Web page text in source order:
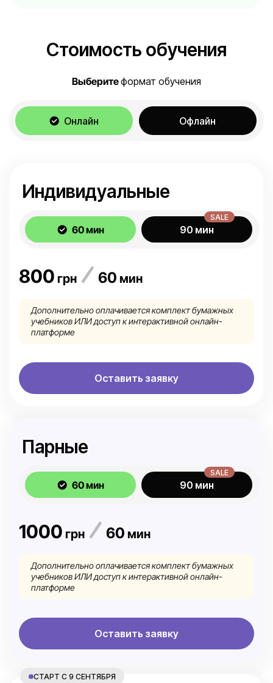
Стоимость обучения
Выберитеформат обучения
Онлайн Офлайн
Индивидуальные
60 мин 90 мин
SALE
800 грн 60 мин
Дополнительно оплачивается комплект бумажных
учебников ИЛИ доступ к интерактивной онлайн-
платформе
Оставить заявку
Парные
60 мин 90 мин
SALE
1000 грн 60 мин
Дополнительно оплачивается комплект бумажных
учебников ИЛИ доступ к интерактивной онлайн-
платформе
Оставить заявку
СТАРТ С 9 СЕНТЯБРЯ